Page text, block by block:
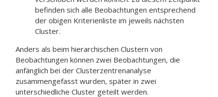
befinden sich alle Beobachtungen entsprechend
der obigen Kriterienliste im jeweils nächsten
Cluster.
Anders als beim hierarchischen Clustern von
Beobachtungen können zwei Beobachtungen, die
anfänglich bei der Clusterzentrenanalyse
zusammengefasst wurden, später in zwei
unterschiedliche Cluster geteilt werden.